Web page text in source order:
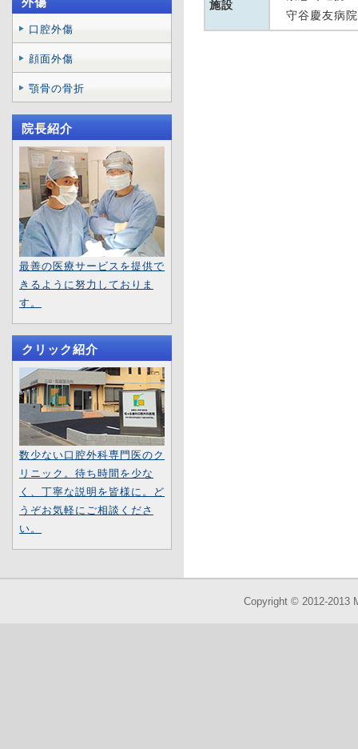
施設
守谷慶友病院
口腔外傷
顔面外傷
顎骨の骨折
院長紹介
最善の医療サービスを提供で
きるように努力しておりま
す。
クリック紹介
数少ない口腔外科専門医のク
リニック。待ち時間を少な
く、丁寧な説明を皆様に。ど
うぞお気軽にご相談くださ
い。
Copyright © 2012-2013